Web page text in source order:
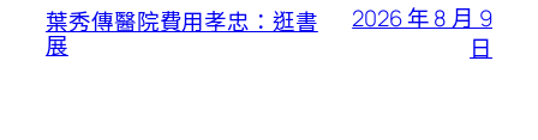
葉秀傳醫院費用孝忠：逛書
展
2026 年 8 月 9
日